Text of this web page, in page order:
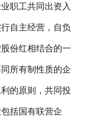
职工共同出资入
自主经营，自负
份红相结合的一
所有制性质的企
的原则，共同投
括国有联营企